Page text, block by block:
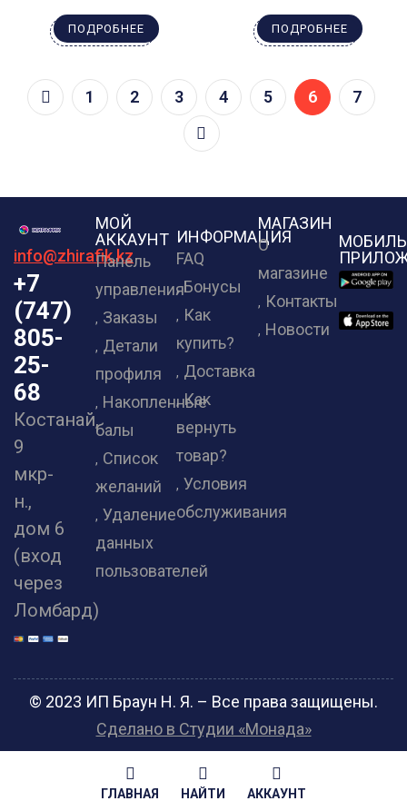
ПОДРОБНЕЕ ПОДРОБНЕЕ
1 2 3 4 5 6 7
info@zhirafik.kz
+7
(747)
805-
25-
68
Костанай,
9
мкр-
н.,
дом 6
(вход
через
Ломбард)
МОЙ
АККАУНТ
Панель
управления
Заказы
Детали
профиля
Накопленные
балы
Список
желаний
Удаление
данных
пользователей
ИНФОРМАЦИЯ
FAQ
Бонусы
Как
купить?
Доставка
Как
вернуть
товар?
Условия
обслуживания
МАГАЗИН
О
магазине
Контакты
Новости
© 2023 ИП Браун Н. Я. – Все права защищены.
Сделано в Студии «Монада»
ГЛАВНАЯ НАЙТИ АККАУНТ